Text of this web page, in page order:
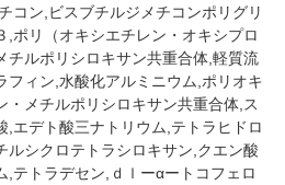
コン,ビスブチルジメチコンポリグリ
,ポリ（オキシエチレン・オキシプロ
チルポリシロキサン共重合体,軽質流
フィン,水酸化アルミニウム,ポリオキ
・メチルポリシロキサン共重合体,ス
,エデト酸三ナトリウム,テトラヒドロ
ルシクロテトラシロキサン,クエン酸
,テトラデセン,ｄｌーαートコフェロ